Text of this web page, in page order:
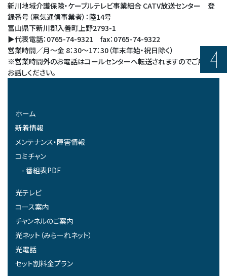
新川地域介護保険・ケーブルテレビ事業組合 CATV放送センター 登
録番号（電気通信事業者）：陸14号
富山県下新川郡入善町上野2793-1
▶代表電話：0765-74-9321 fax：0765-74-9322
営業時間／月～金 8：30～17：30（年末年始・祝日除く）
※営業時間外のお電話はコールセンターへ転送されますのでご用件を
お話しください。
ホーム
新着情報
メンテナンス・障害情報
コミチャン
番組表PDF
光テレビ
コース案内
チャンネルのご案内
光ネット（みらーれネット）
光電話
セット割料金プラン